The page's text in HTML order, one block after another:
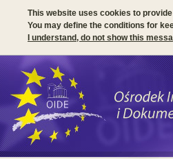
This website uses cookies to
You may define the conditions for
I understand, do not show this